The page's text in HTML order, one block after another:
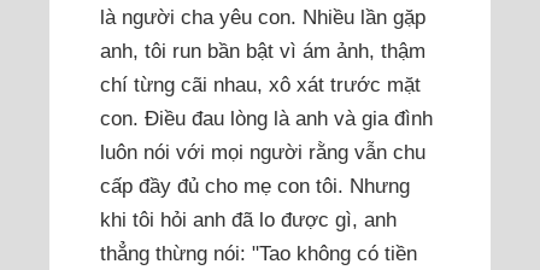
là người cha yêu con. Nhiều lần gặp
anh, tôi run bần bật vì ám ảnh, thậm
chí từng cãi nhau, xô xát trước mặt
con. Điều đau lòng là anh và gia đình
luôn nói với mọi người rằng vẫn chu
cấp đầy đủ cho mẹ con tôi. Nhưng
khi tôi hỏi anh đã lo được gì, anh
thẳng thừng nói: "Tao không có tiền